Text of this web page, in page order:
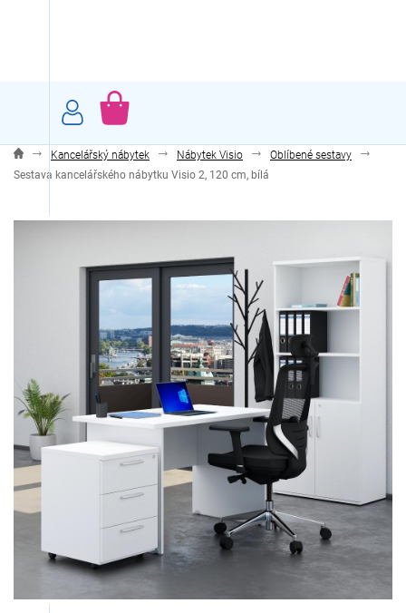
NÁKUPNÍ
Kancelářský nábytek Nábytek Visio
Oblíbené sestavy
Sestava kancelářského nábytku Visio 2, 120 cm, bílá